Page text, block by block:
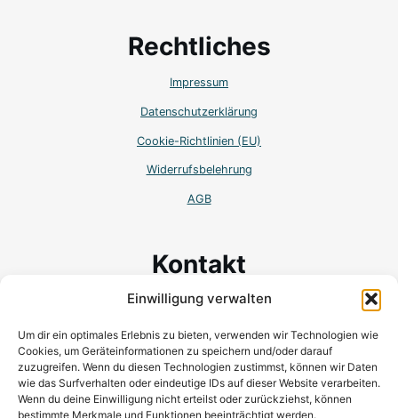
Einwilligung verwalten
Um dir ein optimales Erlebnis zu bieten, verwenden wir Technologien wie
Cookies, um Geräteinformationen zu speichern und/oder darauf
zuzugreifen. Wenn du diesen Technologien zustimmst, können wir Daten
wie das Surfverhalten oder eindeutige IDs auf dieser Website verarbeiten.
Wenn du deine Einwilligung nicht erteilst oder zurückziehst, können
bestimmte Merkmale und Funktionen beeinträchtigt werden.
Rechtliches
Impressum
Datenschutzerklärung
Cookie-Richtlinien (EU)
Widerrufsbelehrung
AGB
Kontakt
Wilhem-Binder-Str. 19
78048 Villingen-Schwenningen
Mobil:+ 49 (0) 173 166 25 96
kontakt@katrinpivernetz.com